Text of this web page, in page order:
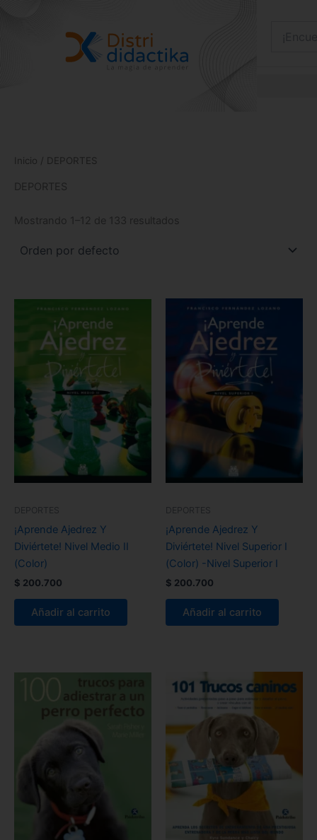
Inicio / DEPORTES
DEPORTES
Mostrando 1–12 de 133 resultados
DEPORTES
¡Aprende Ajedrez Y
Diviértete! Nivel Medio II
(Color)
$ 200.700
Añadir al carrito
DEPORTES
¡Aprende Ajedrez Y
Diviértete! Nivel Superior I
(Color) -Nivel Superior I
$ 200.700
Añadir al carrito